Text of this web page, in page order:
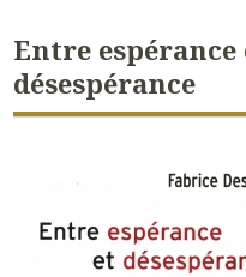
Entre espérance
désespérance